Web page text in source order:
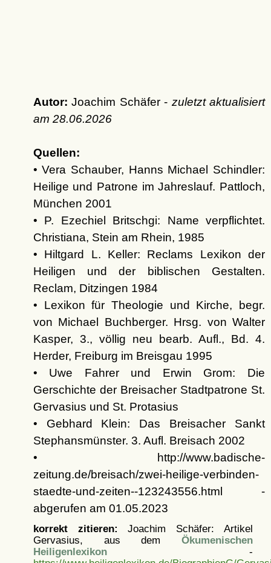
Autor: Joachim Schäfer - zuletzt aktualisiert
am 28.06.2026
Quellen:
• Vera Schauber, Hanns Michael Schindler:
Heilige und Patrone im Jahreslauf. Pattloch,
München 2001
• P. Ezechiel Britschgi: Name verpflichtet.
Christiana, Stein am Rhein, 1985
• Hiltgard L. Keller: Reclams Lexikon der
Heiligen und der biblischen Gestalten.
Reclam, Ditzingen 1984
• Lexikon für Theologie und Kirche, begr.
von Michael Buchberger. Hrsg. von Walter
Kasper, 3., völlig neu bearb. Aufl., Bd. 4.
Herder, Freiburg im Breisgau 1995
• Uwe Fahrer und Erwin Grom: Die
Gerschichte der Breisacher Stadtpatrone St.
Gervasius und St. Protasius
• Gebhard Klein: Das Breisacher Sankt
Stephansmünster. 3. Aufl. Breisach 2002
• http://www.badische-
zeitung.de/breisach/zwei-heilige-verbinden-
staedte-und-zeiten--123243556.html -
abgerufen am 01.05.2023
korrekt zitieren: Joachim Schäfer: Artikel
Gervasius, aus dem Ökumenischen
Heiligenlexikon-